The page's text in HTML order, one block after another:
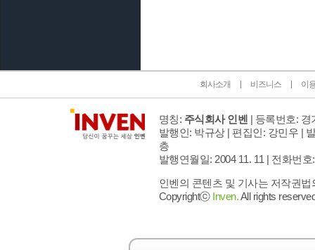
회사소개 비즈니스 이
명칭: 주식회사 인벤 | 등록번호: 경
발행인: 박규상 | 편집인: 강민우 |
층
발행연월일: 2004 11. 11 | 전화번호
인벤의 콘텐츠 및 기사는 저작권
Copyrightⓒ Inven.All rights